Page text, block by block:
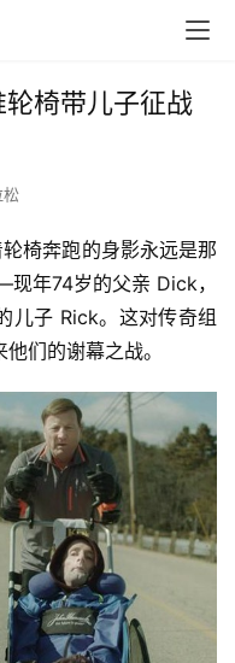
椅带儿子征战
松
椅奔跑的身影永远是那
年74岁的父亲 Dick，
儿子 Rick。这对传奇组
们的谢幕之战。